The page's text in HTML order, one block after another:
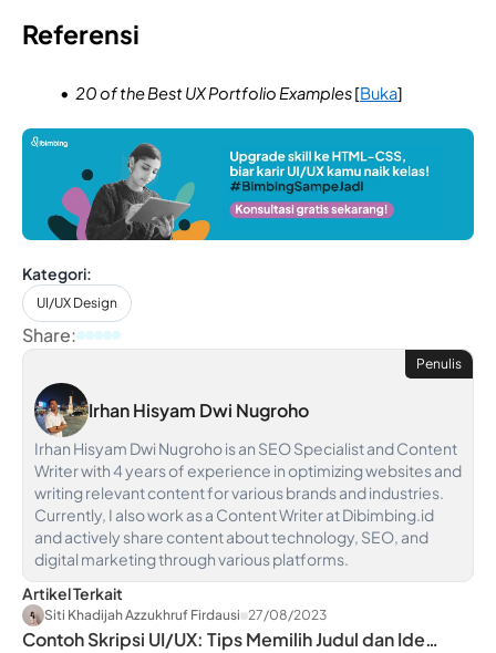
Referensi
20 of the Best UX Portfolio Examples[Buka]
Kategori:
UI/UX Design
Share:
Penulis
Irhan Hisyam Dwi Nugroho
Irhan Hisyam Dwi Nugroho is an SEO Specialist and Content
Writer with 4 years of experience in optimizing websites and
writing relevant content for various brands and industries.
Currently, I also work as a Content Writer at Dibimbing.id
and actively share content about technology, SEO, and
digital marketing through various platforms.
Artikel Terkait
Siti Khadijah Azzukhruf Firdausi 27/08/2023
Contoh Skripsi UI/UX: Tips Memilih Judul dan Ide